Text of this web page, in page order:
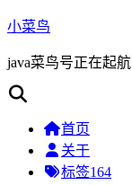
小菜鸟
java菜鸟号正在起航
首页
关于
标签164